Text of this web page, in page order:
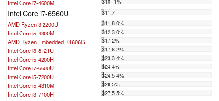
Intel Core i7-4600M
Intel Core i7-6560U
311.7
AMD Ryzen 3 2200U
311.8 0%
Intel Core i5-4300M
312.3 0%
AMD Ryzen Embedded R1606G
317 2%
Intel Core i3-8121U
317.6 2%
Intel Core i5-4200H
323.3 4%
Intel Core i7-6600U
324 4%
Intel Core i5-7200U
324.5 4%
Intel Core i5-4310M
326 5%
Intel Core i3-7100H
327.5 5%